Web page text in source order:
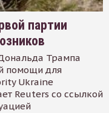
партии
Трампа
помощи для
Ukraine
Reuters со ссылкой